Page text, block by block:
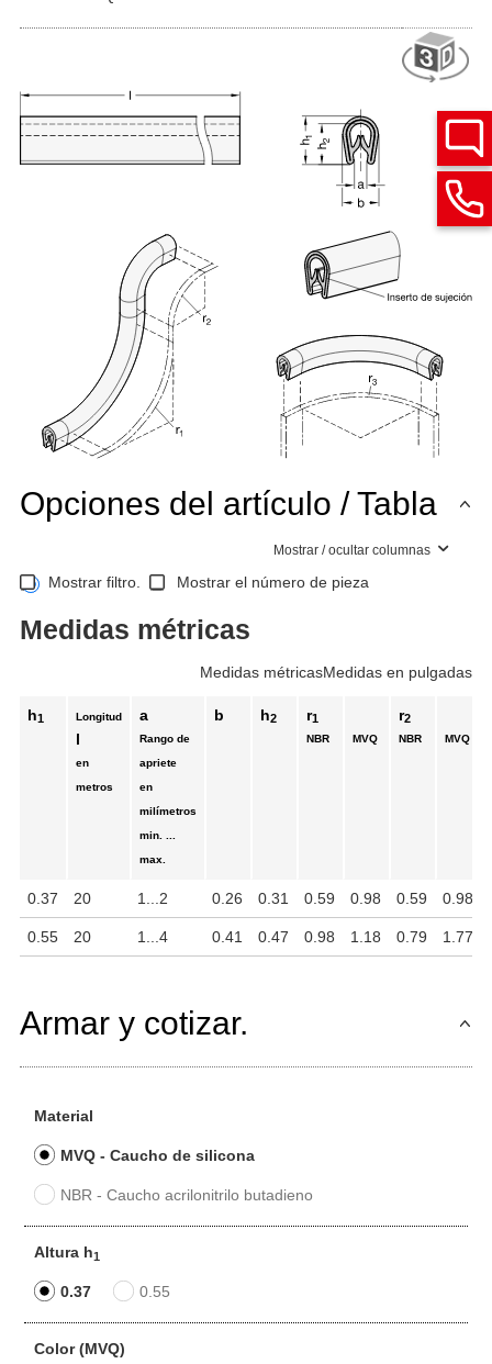
Opciones del artículo / Tabla
Mostrar / ocultar columnas
Mostrar filtro. Mostrar el número de pieza
Medidas métricas
Medidas métricasMedidas en pulgadas
h1 Longitud
l
en
metros
a
Rango de
apriete
en
milímetros
min. ...
max.
b h2 r1
NBR MVQ
r2
NBR MVQ
0.37 20 1...2 0.26 0.31 0.59 0.98 0.59 0.98
0.55 20 1...4 0.41 0.47 0.98 1.18 0.79 1.77
Armar y cotizar.
Material
MVQ - Caucho de silicona
NBR - Caucho acrilonitrilo butadieno
Altura h1
0.37 0.55
Color (MVQ)